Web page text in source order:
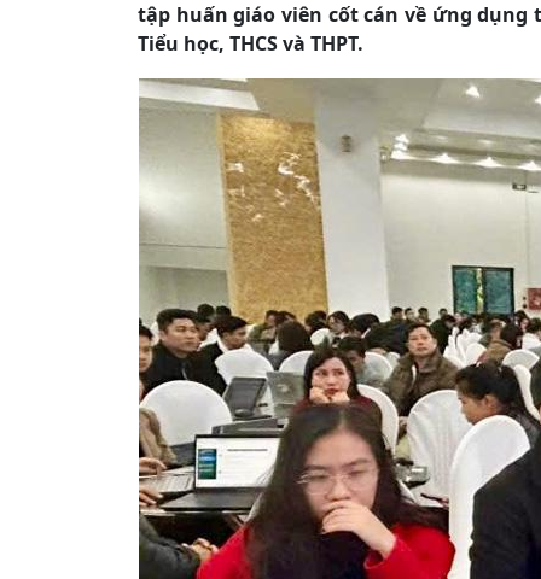
tập huấn giáo viên cốt cán về ứng dụng
Tiểu học, THCS và THPT.